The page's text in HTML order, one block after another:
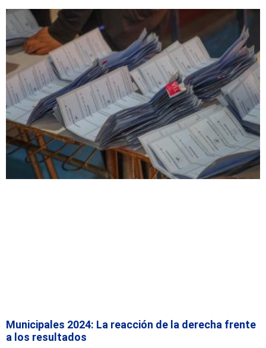
Municipales 2024: La reacción de la derecha frente
a los resultados